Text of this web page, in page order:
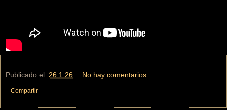
Publicado el: 26.1.26 No hay comentarios:
Compartir